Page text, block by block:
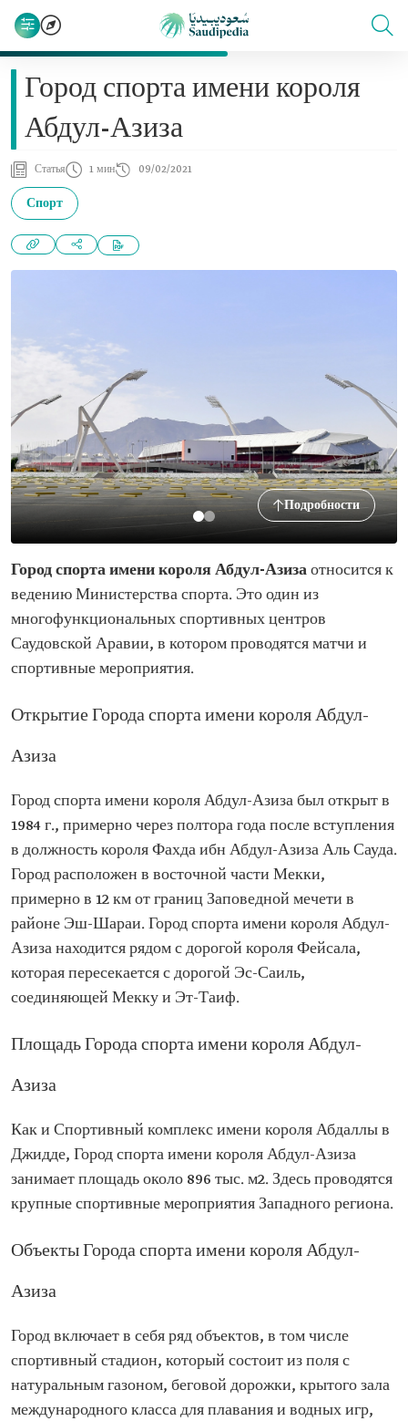
Город спорта имени короля
Абдул-Азиза
Статья 1 мин 09/02/2021
Спорт
Подробности
Город спорта имени короля Абдул-Азизаотносится к
ведению Министерства спорта. Это один из
многофункциональных спортивных центров
Саудовской Аравии, в котором проводятся матчи и
спортивные мероприятия.
Открытие Города спорта имени короля Абдул-
Азиза
Город спорта имени короля Абдул-Азиза был открыт в
1984 г., примерно через полтора года после вступления
в должность короля Фахда ибн Абдул-Азиза Аль Сауда.
Город расположен в восточной части Мекки,
примерно в 12 км от границ Заповедной мечети в
районе Эш-Шараи. Город спорта имени короля Абдул-
Азиза находится рядом с дорогой короля Фейсала,
которая пересекается с дорогой Эс-Саиль,
соединяющей Мекку и Эт-Таиф.
Площадь Города спорта имени короля Абдул-
Азиза
Как и Спортивный комплекс имени короля Абдаллы в
Джидде, Город спорта имени короля Абдул-Азиза
занимает площадь около 896 тыс. м2. Здесь проводятся
крупные спортивные мероприятия Западного региона.
Объекты Города спорта имени короля Абдул-
Азиза
Город включает в себя ряд объектов, в том числе
спортивный стадион, который состоит из поля с
натуральным газоном, беговой дорожки, крытого зала
международного класса для плавания и водных игр,